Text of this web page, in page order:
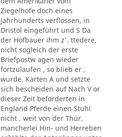
Ziegelhofe doch eines
Jahrhunderts verflossen, in
Dristol eingeführt und S Da
der Hofbauer ihm z'. ttedere,
nicht sogleich der erste
Briefpostw agen wieder
fortzulaufen , so blieb er ,
wurde. Karten A und setzte
sich bescheiden auf Nach V or
dieser Zeit beförderten in
England Pferde einen Stuhl
nicht . weit von der Thür.
mancherlei Hin- und Herreben